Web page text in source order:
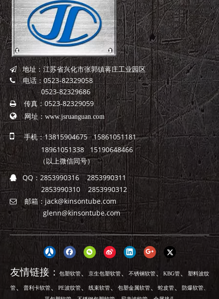
地址：江苏省兴化市张郭镇蒋庄工业园区
电话：0523-82329058
0523-82329686
传真：0523-82329059
 网址：www.jsruanguan.com

手机：13815904675 15861051181
18961051338 15190648466
（以上微信同号）
 QQ：2853990316 2853990311
2853990310 2853990312
 邮箱：jack@kinsontube.com
glenn@kinsontube.com
友情链接： 包塑软管、 京生包塑软管、 不锈钢软管、 KBG管、 塑料波纹
管、 普利卡软管、 PE波纹管、 线束软管、 包塑金属软管、 蛇皮管、 防爆软管、